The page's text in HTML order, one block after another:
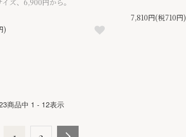
)
7,810円(税710円)
商品中 1 - 12表示